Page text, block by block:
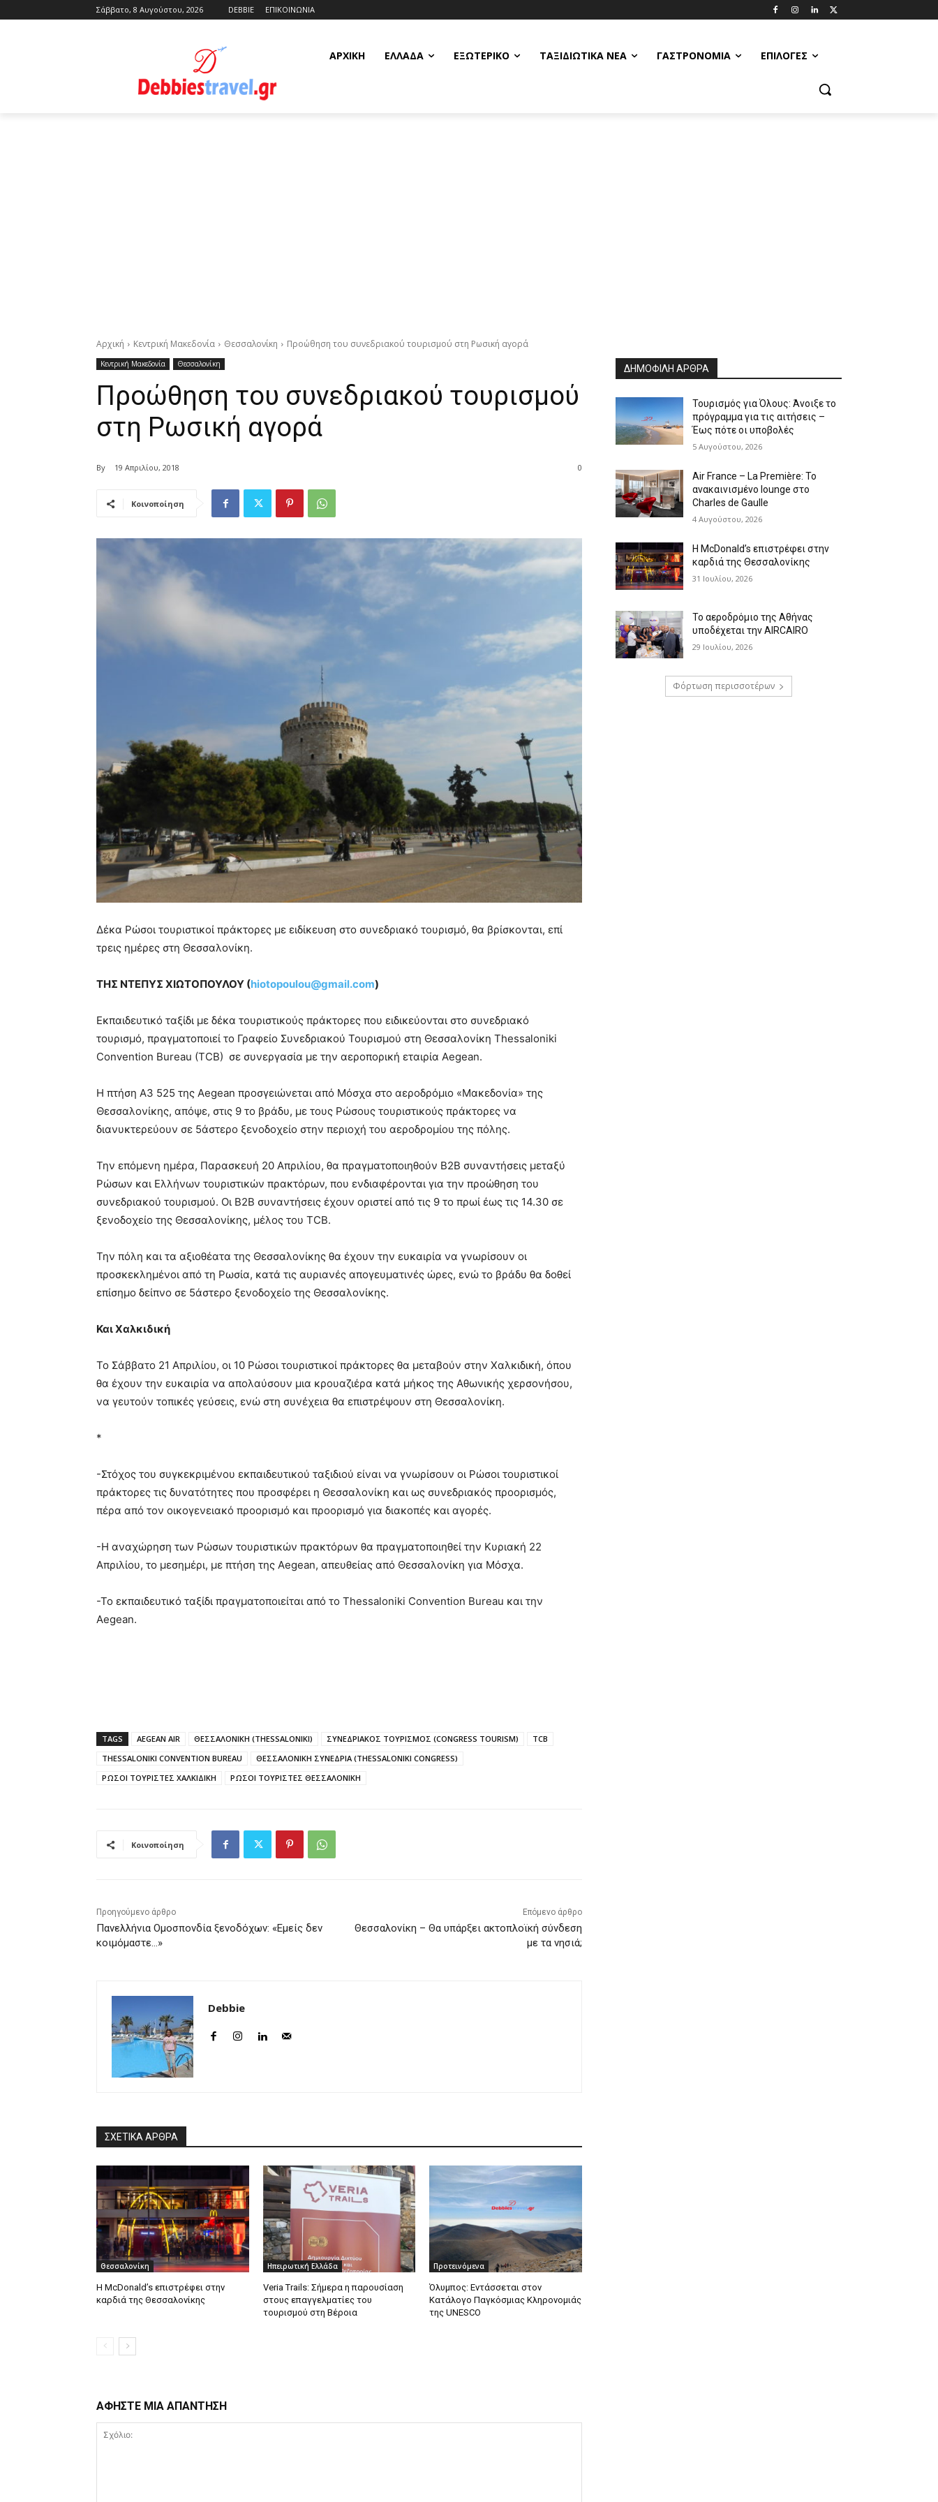
Σάββατο, 8 Αυγούστου, 2026 DEBBIE ΕΠΙΚΟΙΝΩΝΙΑ
ΑΡΧΙΚΗ ΕΛΛΆΔΑ ΕΞΩΤΕΡΙΚΌ ΤΑΞΙΔΙΩΤΙΚΆ ΝΈΑ ΓΑΣΤΡΟΝΟΜΊΑ ΕΠΙΛΟΓΈΣ
Αρχική Κεντρική Μακεδονία Θεσσαλονίκη Προώθηση του συνεδριακού τουρισμού στη Ρωσική αγορά
Κεντρική Μακεδονία Θεσσαλονίκη
Προώθηση του συνεδριακού τουρισμού
στη Ρωσική αγορά
By 19 Απριλίου, 2018 0
Κοινοποίηση
Δέκα Ρώσοι τουριστικοί πράκτορες με ειδίκευση στο συνεδριακό τουρισμό, θα βρίσκονται, επί
τρεις ημέρες στη Θεσσαλονίκη.
ΤΗΣ ΝΤΕΠΥΣ ΧΙΩΤΟΠΟΥΛΟΥ (hiotopoulou@gmail.com)
Εκπαιδευτικό ταξίδι με δέκα τουριστικούς πράκτορες που ειδικεύονται στο συνεδριακό
τουρισμό, πραγματοποιεί το Γραφείο Συνεδριακού Τουρισμού στη Θεσσαλονίκη Thessaloniki
Convention Bureau (TCB) σε συνεργασία με την αεροπορική εταιρία Aegean.
Η πτήση Α3 525 της Aegean προσγειώνεται από Μόσχα στο αεροδρόμιο «Μακεδονία» της
Θεσσαλονίκης, απόψε, στις 9 το βράδυ, με τους Ρώσους τουριστικούς πράκτορες να
διανυκτερεύουν σε 5άστερο ξενοδοχείο στην περιοχή του αεροδρομίου της πόλης.
Την επόμενη ημέρα, Παρασκευή 20 Απριλίου, θα πραγματοποιηθούν Β2Β συναντήσεις μεταξύ
Ρώσων και Ελλήνων τουριστικών πρακτόρων, που ενδιαφέρονται για την προώθηση του
συνεδριακού τουρισμού. Οι Β2Β συναντήσεις έχουν οριστεί από τις 9 το πρωί έως τις 14.30 σε
ξενοδοχείο της Θεσσαλονίκης, μέλος του TCB.
Την πόλη και τα αξιοθέατα της Θεσσαλονίκης θα έχουν την ευκαιρία να γνωρίσουν οι
προσκεκλημένοι από τη Ρωσία, κατά τις αυριανές απογευματινές ώρες, ενώ το βράδυ θα δοθεί
επίσημο δείπνο σε 5άστερο ξενοδοχείο της Θεσσαλονίκης.
Και Χαλκιδική
Το Σάββατο 21 Απριλίου, οι 10 Ρώσοι τουριστικοί πράκτορες θα μεταβούν στην Χαλκιδική, όπου
θα έχουν την ευκαιρία να απολαύσουν μια κρουαζιέρα κατά μήκος της Αθωνικής χερσονήσου,
να γευτούν τοπικές γεύσεις, ενώ στη συνέχεια θα επιστρέψουν στη Θεσσαλονίκη.
*
-Στόχος του συγκεκριμένου εκπαιδευτικού ταξιδιού είναι να γνωρίσουν οι Ρώσοι τουριστικοί
πράκτορες τις δυνατότητες που προσφέρει η Θεσσαλονίκη και ως συνεδριακός προορισμός,
πέρα από τον οικογενειακό προορισμό και προορισμό για διακοπές και αγορές.
-Η αναχώρηση των Ρώσων τουριστικών πρακτόρων θα πραγματοποιηθεί την Κυριακή 22
Απριλίου, το μεσημέρι, με πτήση της Aegean, απευθείας από Θεσσαλονίκη για Μόσχα.
-Το εκπαιδευτικό ταξίδι πραγματοποιείται από το Thessaloniki Convention Bureau και την
Aegean.
TAGS AEGEAN AIR ΘΕΣΣΑΛΟΝΙΚΗ (THESSALONIKI) ΣΥΝΕΔΡΙΑΚΟΣ ΤΟΥΡΙΣΜΟΣ (CONGRESS TOURISM)
TCB
THESSALONIKI CONVENTION BUREAU
ΘΕΣΣΑΛΟΝΙΚΗ ΣΥΝΕΔΡΙΑ (THESSALONIKI CONGRESS)
ΡΩΣΟΙ ΤΟΥΡΙΣΤΕΣ ΧΑΛΚΙΔΙΚΗ
ΡΩΣΟΙ ΤΟΥΡΙΣΤΕΣ ΘΕΣΣΑΛΟΝΙΚΗ
Κοινοποίηση
Προηγούμενο άρθρο
Πανελλήνια Ομοσπονδία ξενοδόχων: «Εμείς δεν
κοιμόμαστε…»
Επόμενο άρθρο
Θεσσαλονίκη – Θα υπάρξει ακτοπλοϊκή σύνδεση
με τα νησιά;
Debbie
ΣΧΕΤΙΚΑ ΑΡΘΡΑ
Θεσσαλονίκη
Η McDonald’s επιστρέφει στην
καρδιά της Θεσσαλονίκης
Ηπειρωτική Ελλάδα
Veria Trails: Σήμερα η παρουσίαση
στους επαγγελματίες του
τουρισμού στη Βέροια
Προτεινόμενα
Όλυμπος: Εντάσσεται στον
Κατάλογο Παγκόσμιας Κληρονομιάς
της UNESCO
ΑΦΗΣΤΕ ΜΙΑ ΑΠΑΝΤΗΣΗ
ΔΗΜΟΦΙΛΗ ΑΡΘΡΑ
Τουρισμός για Όλους: Άνοιξε το
πρόγραμμα για τις αιτήσεις –
Έως πότε οι υποβολές
5 Αυγούστου, 2026
Air France – La Première: Το
ανακαινισμένο lounge στο
Charles de Gaulle
4 Αυγούστου, 2026
Η McDonald’s επιστρέφει στην
καρδιά της Θεσσαλονίκης
31 Ιουλίου, 2026
Το αεροδρόμιο της Αθήνας
υποδέχεται την AIRCAIRO
29 Ιουλίου, 2026
Φόρτωση περισσοτέρων